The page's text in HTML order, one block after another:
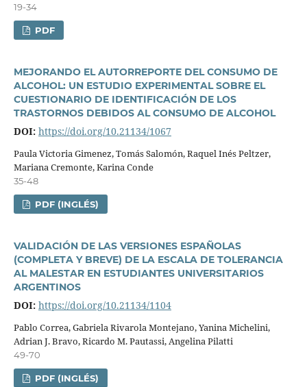
19-34
PDF
MEJORANDO EL AUTORREPORTE DEL CONSUMO DE
ALCOHOL: UN ESTUDIO EXPERIMENTAL SOBRE EL
CUESTIONARIO DE IDENTIFICACIÓN DE LOS
TRASTORNOS DEBIDOS AL CONSUMO DE ALCOHOL
DOI: https://doi.org/10.21134/1067
Paula Victoria Gimenez, Tomás Salomón, Raquel Inés Peltzer,
Mariana Cremonte, Karina Conde
35-48
PDF (INGLÉS)
VALIDACIÓN DE LAS VERSIONES ESPAÑOLAS
(COMPLETA Y BREVE) DE LA ESCALA DE TOLERANCIA
AL MALESTAR EN ESTUDIANTES UNIVERSITARIOS
ARGENTINOS
DOI: https://doi.org/10.21134/1104
Pablo Correa, Gabriela Rivarola Montejano, Yanina Michelini,
Adrian J. Bravo, Ricardo M. Pautassi, Angelina Pilatti
49-70
PDF (INGLÉS)